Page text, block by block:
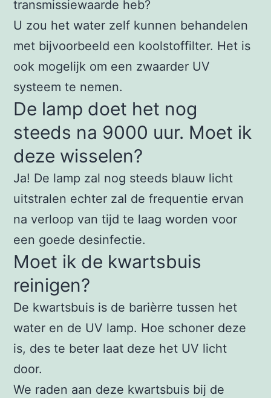
transmissiewaarde heb?
U zou het water zelf kunnen behandelen
met bijvoorbeeld een koolstoffilter. Het is
ook mogelijk om een zwaarder UV
systeem te nemen.
De lamp doet het nog
steeds na 9000 uur. Moet ik
deze wisselen?
Ja! De lamp zal nog steeds blauw licht
uitstralen echter zal de frequentie ervan
na verloop van tijd te laag worden voor
een goede desinfectie.
Moet ik de kwartsbuis
reinigen?
De kwartsbuis is de barièrre tussen het
water en de UV lamp. Hoe schoner deze
is, des te beter laat deze het UV licht
door.
We raden aan deze kwartsbuis bij de